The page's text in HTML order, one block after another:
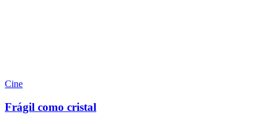
Cine
Frágil como cristal